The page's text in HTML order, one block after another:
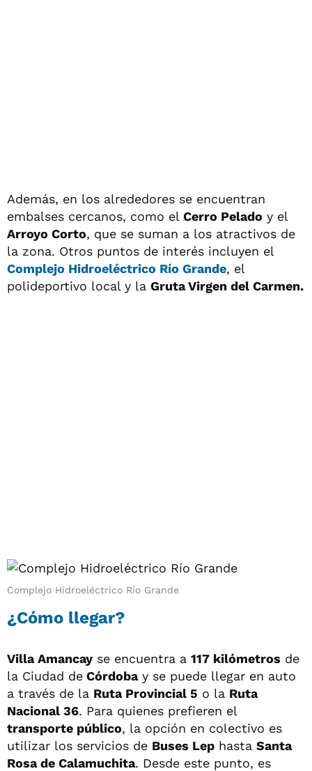
Además, en los alrededores se encuentran
embalses cercanos, como el Cerro Pelado y el
Arroyo Corto, que se suman a los atractivos de
la zona. Otros puntos de interés incluyen el
Complejo Hidroeléctrico Río Grande, el
polideportivo local y la Gruta Virgen del Carmen.
Complejo Hidroeléctrico Río Grande
¿Cómo llegar?
Villa Amancay se encuentra a 117 kilómetros de
la Ciudad de Córdobay se puede llegar en auto
a través de la Ruta Provincial 5 o la Ruta
Nacional 36. Para quienes prefieren el
transporte público, la opción en colectivo es
utilizar los servicios de Buses Lep hasta Santa
Rosa de Calamuchita. Desde este punto, es